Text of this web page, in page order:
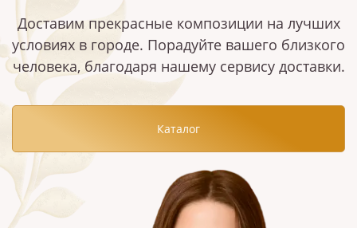
Доставим прекрасные композиции на лучших
условиях в городе. Порадуйте вашего близкого
человека, благодаря нашему сервису доставки.
Каталог